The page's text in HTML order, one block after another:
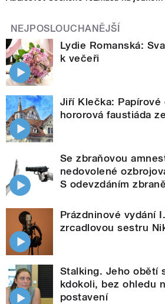
NEJPOSLOUCHANĚJŠÍ
Lydie Romanská:
k večeři
Jiří Klečka: Papírové
hororová faustiáda
Se zbraňovou
nedovolené
S odevzdáním
Prázdninové vydání
zrcadlovou sestru
Stalking. Jeho obětí
kdokoli, bez ohledu
postavení